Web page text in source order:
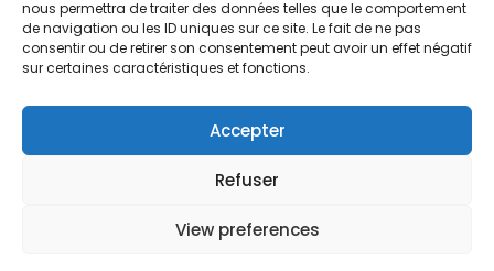
nous permettra de traiter des données telles que le comportement
de navigation ou les ID uniques sur ce site. Le fait de ne pas
consentir ou de retirer son consentement peut avoir un effet négatif
sur certaines caractéristiques et fonctions.
Accepter
Refuser
View preferences
SUIVEZ-NOUS
Facebook